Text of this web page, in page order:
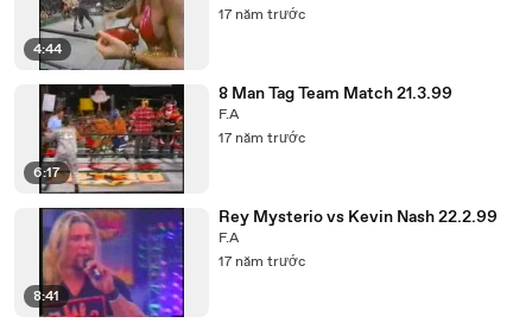
4:44
17 năm trước
6:17
8 Man Tag Team Match 21.3.99
F.A
17 năm trước
8:41
Rey Mysterio vs Kevin Nash 22.2.99
F.A
17 năm trước